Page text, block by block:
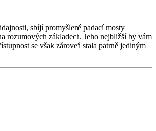
sbíjí promyšlené padací mosty
rozumových základech. Jeho nejbližší by vám
se však zároveň stala patrně jediným